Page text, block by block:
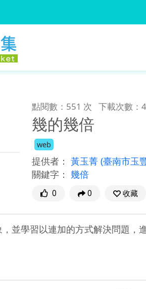
點閱數：551 次 下載次數：
幾的幾倍
web
提供者： 黃玉菁 (臺南市玉
關鍵字： 幾倍
0 0 收藏
並學習以連加的方式解決問題，